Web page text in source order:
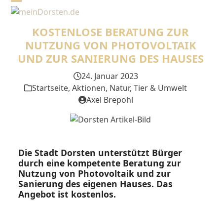
SkipOpen
mobile
menu
Close
mobile
menu
KOSTENLOSE BERATUNG ZUR
NUTZUNG VON PHOTOVOLTAIK
UND ZUR SANIERUNG DES HAUSES
24. Januar 2023
Startseite, Aktionen, Natur, Tier & Umwelt
Axel Brepohl
Die Stadt Dorsten unterstützt Bürger
durch eine kompetente Beratung zur
Nutzung von Photovoltaik und zur
Sanierung des eigenen Hauses. Das
Angebot ist kostenlos.